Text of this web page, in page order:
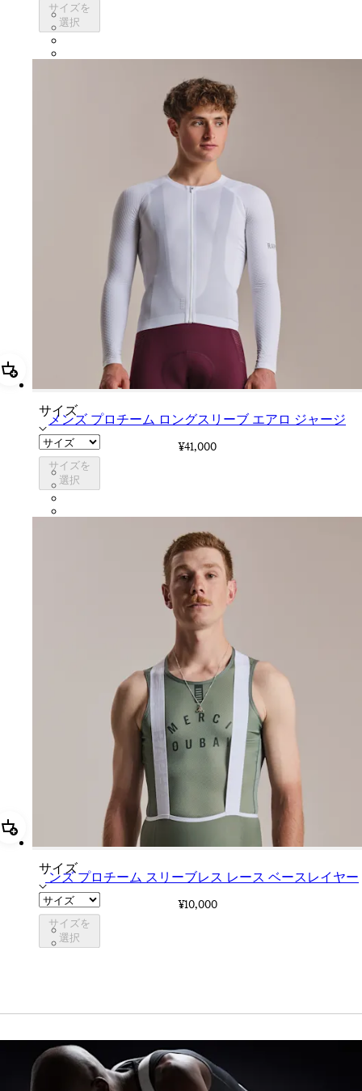
サイズを
選択
CUL01XXQUS
CUL01XXSWT
追加 メンズ プロチーム ロングスリーブ エアロ ジャージ
サイズ
サイズを
選択
メンズ プロチーム ロングスリーブ エアロ ジャージ
¥41,000
CUO01XXWHT
CUO01XXQUS
追加 メンズ プロチーム スリーブレス レース ベースレイヤー
サイズ
サイズを
選択
メンズ プロチーム スリーブレス レース ベースレイヤー
¥10,000
CXB01XXSGU
CXB01XXWHT